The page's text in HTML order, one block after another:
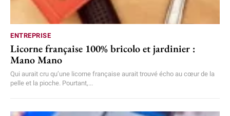
ENTREPRISE
Licorne française 100% bricolo et jardinier :
Mano Mano
Qui aurait cru qu’une licorne française aurait trouvé écho au cœur de la
pelle et la pioche. Pourtant,...